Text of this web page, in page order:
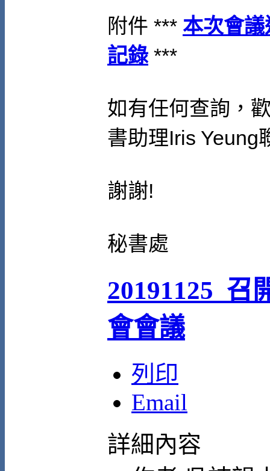
附件 *** 本次會
記錄 ***
如有任何查詢，
書助理Iris Yeung
謝謝!
秘書處
20191125_召
會會議
列印
Email
詳細內容